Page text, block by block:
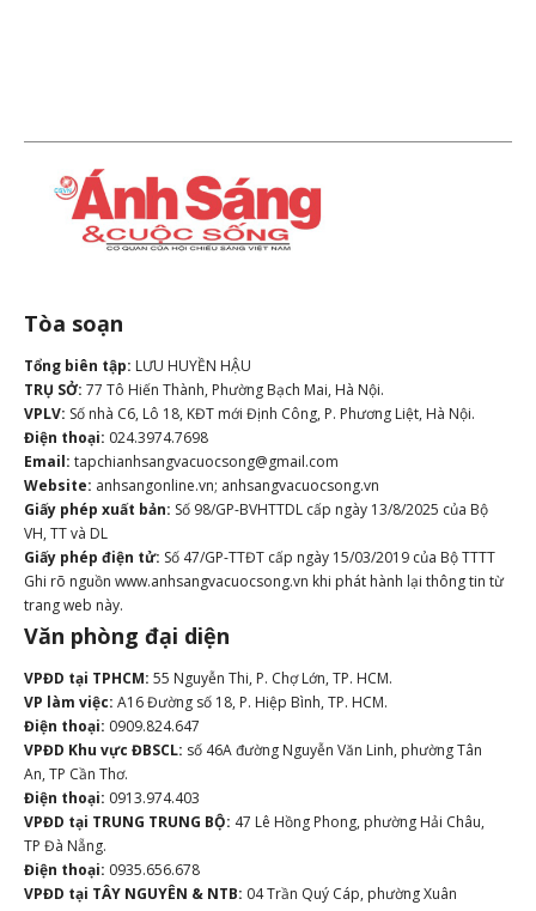
Tòa soạn
Tổng biên tập: LƯU HUYỀN HẬU
TRỤ SỞ: 77 Tô Hiến Thành, Phường Bạch Mai, Hà Nội.
VPLV: Số nhà C6, Lô 18, KĐT mới Định Công, P. Phương Liệt, Hà Nội.
Điện thoại: 024.3974.7698
Email: tapchianhsangvacuocsong@gmail.com
Website: anhsangonline.vn; anhsangvacuocsong.vn
Giấy phép xuất bản: Số 98/GP-BVHTTDL cấp ngày 13/8/2025 của Bộ
VH, TT và DL
Giấy phép điện tử: Số 47/GP-TTĐT cấp ngày 15/03/2019 của Bộ TTTT
Ghi rõ nguồn www.anhsangvacuocsong.vn khi phát hành lại thông tin từ
trang web này.
Văn phòng đại diện
VPĐD tại TPHCM: 55 Nguyễn Thi, P. Chợ Lớn, TP. HCM.
VP làm việc: A16 Đường số 18, P. Hiệp Bình, TP. HCM.
Điện thoại: 0909.824.647
VPĐD Khu vực ĐBSCL: số 46A đường Nguyễn Văn Linh, phường Tân
An, TP Cần Thơ.
Điện thoại: 0913.974.403
VPĐD tại TRUNG TRUNG BỘ: 47 Lê Hồng Phong, phường Hải Châu,
TP Đà Nẵng.
Điện thoại: 0935.656.678
VPĐD tại TÂY NGUYÊN & NTB: 04 Trần Quý Cáp, phường Xuân